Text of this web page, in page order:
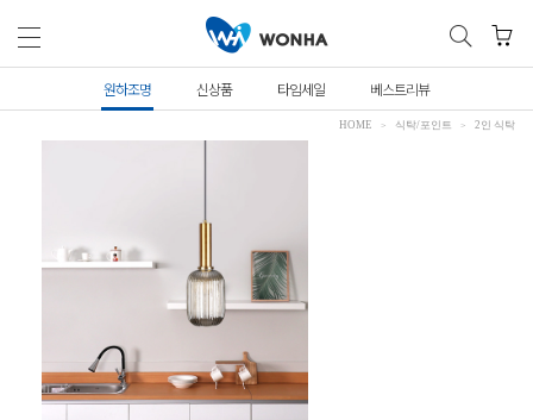
원하조명 신상품 타임세일 베스트리뷰
HOME 식탁/포인트 2인 식탁